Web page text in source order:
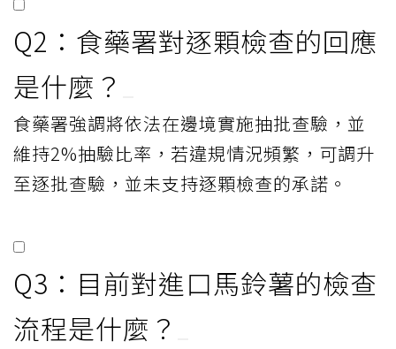
Q2：食藥署對逐顆檢查的回應
是什麼？
食藥署強調將依法在邊境實施抽批查驗，並
維持2%抽驗比率，若違規情況頻繁，可調升
至逐批查驗，並未支持逐顆檢查的承諾。
Q3：目前對進口馬鈴薯的檢查
流程是什麼？